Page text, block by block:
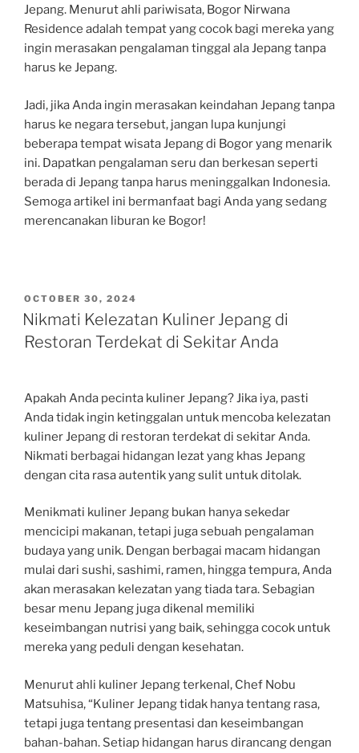
Jepang. Menurut ahli pariwisata, Bogor Nirwana
Residence adalah tempat yang cocok bagi mereka yang
ingin merasakan pengalaman tinggal ala Jepang tanpa
harus ke Jepang.
Jadi, jika Anda ingin merasakan keindahan Jepang tanpa
harus ke negara tersebut, jangan lupa kunjungi
beberapa tempat wisata Jepang di Bogor yang menarik
ini. Dapatkan pengalaman seru dan berkesan seperti
berada di Jepang tanpa harus meninggalkan Indonesia.
Semoga artikel ini bermanfaat bagi Anda yang sedang
merencanakan liburan ke Bogor!
POSTED
ON
OCTOBER 30, 2024
Nikmati Kelezatan Kuliner Jepang di
Restoran Terdekat di Sekitar Anda
Apakah Anda pecinta kuliner Jepang? Jika iya, pasti
Anda tidak ingin ketinggalan untuk mencoba kelezatan
kuliner Jepang di restoran terdekat di sekitar Anda.
Nikmati berbagai hidangan lezat yang khas Jepang
dengan cita rasa autentik yang sulit untuk ditolak.
Menikmati kuliner Jepang bukan hanya sekedar
mencicipi makanan, tetapi juga sebuah pengalaman
budaya yang unik. Dengan berbagai macam hidangan
mulai dari sushi, sashimi, ramen, hingga tempura, Anda
akan merasakan kelezatan yang tiada tara. Sebagian
besar menu Jepang juga dikenal memiliki
keseimbangan nutrisi yang baik, sehingga cocok untuk
mereka yang peduli dengan kesehatan.
Menurut ahli kuliner Jepang terkenal, Chef Nobu
Matsuhisa, “Kuliner Jepang tidak hanya tentang rasa,
tetapi juga tentang presentasi dan keseimbangan
bahan-bahan. Setiap hidangan harus dirancang dengan